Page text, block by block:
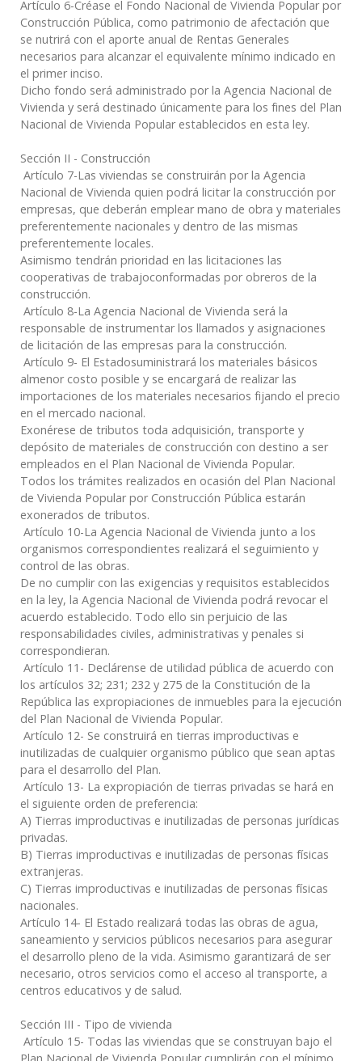
Artículo 6-Créase el Fondo Nacional de Vivienda Popular por
Construcción Pública, como patrimonio de afectación que
se nutrirá con el aporte anual de Rentas Generales
necesarios para alcanzar el equivalente mínimo indicado en
el primer inciso.
Dicho fondo será administrado por la Agencia Nacional de
Vivienda y será destinado únicamente para los fines del Plan
Nacional de Vivienda Popular establecidos en esta ley.
Sección II - Construcción
Artículo 7-Las viviendas se construirán por la Agencia
Nacional de Vivienda quien podrá licitar la construcción por
empresas, que deberán emplear mano de obra y materiales
preferentemente nacionales y dentro de las mismas
preferentemente locales.
Asimismo tendrán prioridad en las licitaciones las
cooperativas de trabajoconformadas por obreros de la
construcción.
Artículo 8-La Agencia Nacional de Vivienda será la
responsable de instrumentar los llamados y asignaciones
de licitación de las empresas para la construcción.
Artículo 9- El Estadosuministrará los materiales básicos
almenor costo posible y se encargará de realizar las
importaciones de los materiales necesarios fijando el precio
en el mercado nacional.
Exonérese de tributos toda adquisición, transporte y
depósito de materiales de construcción con destino a ser
empleados en el Plan Nacional de Vivienda Popular.
Todos los trámites realizados en ocasión del Plan Nacional
de Vivienda Popular por Construcción Pública estarán
exonerados de tributos.
Artículo 10-La Agencia Nacional de Vivienda junto a los
organismos correspondientes realizará el seguimiento y
control de las obras.
De no cumplir con las exigencias y requisitos establecidos
en la ley, la Agencia Nacional de Vivienda podrá revocar el
acuerdo establecido. Todo ello sin perjuicio de las
responsabilidades civiles, administrativas y penales si
correspondieran.
Artículo 11- Declárense de utilidad pública de acuerdo con
los artículos 32; 231; 232 y 275 de la Constitución de la
República las expropiaciones de inmuebles para la ejecución
del Plan Nacional de Vivienda Popular.
Artículo 12- Se construirá en tierras improductivas e
inutilizadas de cualquier organismo público que sean aptas
para el desarrollo del Plan.
Artículo 13- La expropiación de tierras privadas se hará en
el siguiente orden de preferencia:
A) Tierras improductivas e inutilizadas de personas jurídicas
privadas.
B) Tierras improductivas e inutilizadas de personas físicas
extranjeras.
C) Tierras improductivas e inutilizadas de personas físicas
nacionales.
Artículo 14- El Estado realizará todas las obras de agua,
saneamiento y servicios públicos necesarios para asegurar
el desarrollo pleno de la vida. Asimismo garantizará de ser
necesario, otros servicios como el acceso al transporte, a
centros educativos y de salud.
Sección III - Tipo de vivienda
Artículo 15- Todas las viviendas que se construyan bajo el
Plan Nacional de Vivienda Popular cumplirán con el mínimo